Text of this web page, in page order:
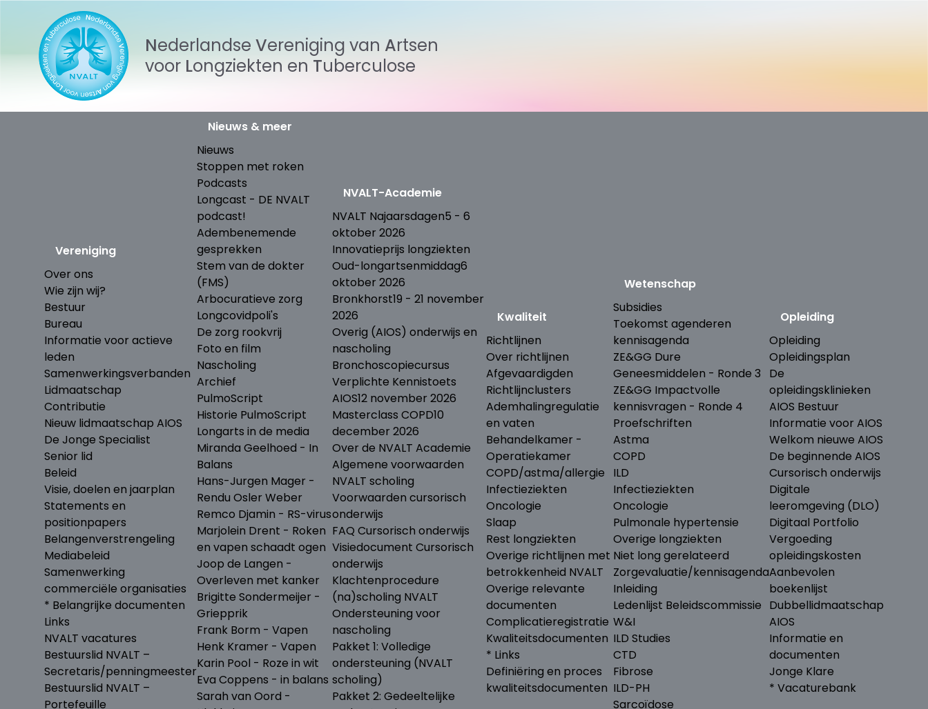
Nederlandse Vereniging van
Artsen
voor Longziekten en Tuberculose
Vereniging
Over ons
Wie zijn wij?
Bestuur
Bureau
Informatie voor actieve
leden
Samenwerkingsverbanden
Lidmaatschap
Contributie
Nieuw lidmaatschap AIOS
De Jonge Specialist
Senior lid
Beleid
Visie, doelen en jaarplan
Statements en
positionpapers
Belangenverstrengeling
Mediabeleid
Samenwerking
commerciële organisaties
* Belangrijke documenten
Links
NVALT vacatures
Bestuurslid NVALT –
Secretaris/penningmeester
Bestuurslid NVALT –
Portefeuille
Nieuws & meer
Nieuws
Stoppen met roken
Podcasts
Longcast - DE NVALT
podcast!
Adembenemende
gesprekken
Stem van de dokter
(FMS)
Arbocuratieve zorg
Longcovidpoli's
De zorg rookvrij
Foto en film
Nascholing
Archief
PulmoScript
Historie PulmoScript
Longarts in de media
Miranda Geelhoed - In
Balans
Hans-Jurgen Mager -
Rendu Osler Weber
Remco Djamin - RS-virus
Marjolein Drent - Roken
en vapen schaadt ogen
Joop de Langen -
Overleven met kanker
Brigitte Sondermeijer -
Griepprik
Frank Borm - Vapen
Henk Kramer - Vapen
Karin Pool - Roze in wit
Eva Coppens - in balans
Sarah van Oord -
NVALT-Academie
NVALT Najaarsdagen5 - 6
oktober 2026
Innovatieprijs longziekten
Oud-longartsenmiddag6
oktober 2026
Bronkhorst19 - 21 november
2026
Overig (AIOS) onderwijs en
nascholing
Bronchoscopiecursus
Verplichte Kennistoets
AIOS12 november 2026
Masterclass COPD10
december 2026
Over de NVALT Academie
Algemene voorwaarden
NVALT scholing
Voorwaarden cursorisch
onderwijs
FAQ Cursorisch onderwijs
Visiedocument Cursorisch
onderwijs
Klachtenprocedure
(na)scholing NVALT
Ondersteuning voor
nascholing
Pakket 1: Volledige
ondersteuning (NVALT
scholing)
Pakket 2: Gedeeltelijke
Kwaliteit
Richtlijnen
Over richtlijnen
Afgevaardigden
Richtlijnclusters
Ademhalingregulatie
en vaten
Behandelkamer -
Operatiekamer
COPD/astma/allergie
Infectieziekten
Oncologie
Slaap
Rest longziekten
Overige richtlijnen met
betrokkenheid NVALT
Overige relevante
documenten
Complicatieregistratie
Kwaliteitsdocumenten
* Links
Definiëring en proces
kwaliteitsdocumenten
Wetenschap
Subsidies
Toekomst agenderen
kennisagenda
ZE&GG Dure
Geneesmiddelen - Ronde 3
ZE&GG Impactvolle
kennisvragen - Ronde 4
Proefschriften
Astma
COPD
ILD
Infectieziekten
Oncologie
Pulmonale hypertensie
Overige longziekten
Niet long gerelateerd
Zorgevaluatie/kennisagenda
Inleiding
Ledenlijst Beleidscommissie
W&I
ILD Studies
CTD
Fibrose
ILD-PH
Sarcoïdose
Opleiding
Opleiding
Opleidingsplan
De
opleidingsklinieken
AIOS Bestuur
Informatie voor AIOS
Welkom nieuwe AIOS
De beginnende AIOS
Cursorisch onderwijs
Digitale
leeromgeving (DLO)
Digitaal Portfolio
Vergoeding
opleidingskosten
Aanbevolen
boekenlijst
Dubbellidmaatschap
AIOS
Informatie en
documenten
Jonge Klare
* Vacaturebank